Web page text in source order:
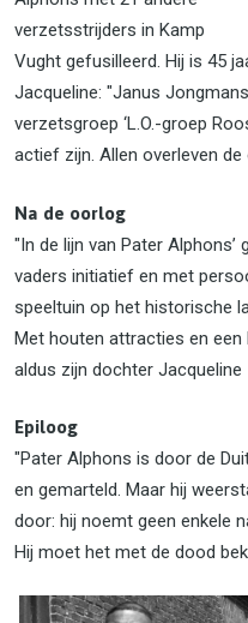
verzetsstrijders in Kamp
Vught gefusilleerd. Hij is 45
Jacqueline: "Janus
verzetsgroep ‘L.O.-groep
actief zijn. Allen overleven de
Na de oorlog
"In de lijn van Pater
vaders initiatief en met
speeltuin op het historische
Met houten attracties en een
aldus zijn dochter Jacqueline
Epiloog
"Pater Alphons is door de
en gemarteld. Maar hij
door: hij noemt geen enkele
Hij moet het met de dood